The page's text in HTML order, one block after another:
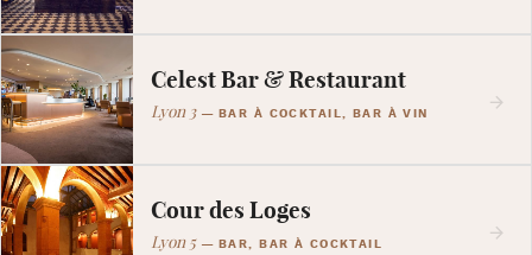
Celest Bar & Restaurant
Lyon 3— BAR À COCKTAIL, BAR À VIN
Cour des Loges
Lyon 5— BAR, BAR À COCKTAIL